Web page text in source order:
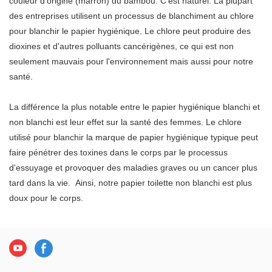
des entreprises utilisent un processus de blanchiment au chlore
pour blanchir le papier hygiénique. Le chlore peut produire des
dioxines et d'autres polluants cancérigènes, ce qui est non
seulement mauvais pour l'environnement mais aussi pour notre
santé.
La différence la plus notable entre le papier hygiénique blanchi et
non blanchi est leur effet sur la santé des femmes. Le chlore
utilisé pour blanchir la marque de papier hygiénique typique peut
faire pénétrer des toxines dans le corps par le processus
d'essuyage et provoquer des maladies graves ou un cancer plus
tard dans la vie. Ainsi, notre papier toilette non blanchi est plus
doux pour le corps.
blanchi. 2 plis ou 3 plis ou 4
plis. taille de feuille différente.
10 rouleaux ou 12 rouleaux ou
18 rouleaux par emballage
unitaire. Emballage plastique
rouleau de papier toilette en
bambou.
endroits, tels que l'entreprise,
l'hôtel, le KTV, la maison, le
restaurant...
l'environnement.Doux et doux
pour votre peau - Essuyez-
vous avec nos rouleaux de
papier toilette absorbants en
bambou. Il n'irritera pas votre